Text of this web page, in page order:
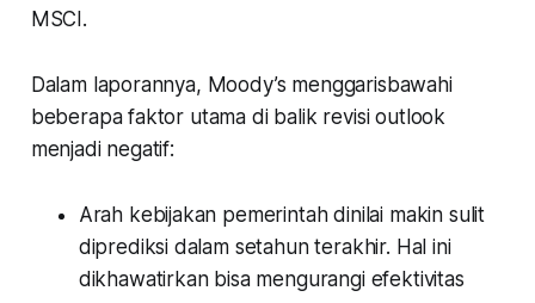
MSCI.
Dalam laporannya, Moody’s menggarisbawahi
beberapa faktor utama di balik revisi outlook
menjadi negatif:
Arah kebijakan pemerintah dinilai makin sulit
diprediksi dalam setahun terakhir. Hal ini
dikhawatirkan bisa mengurangi efektivitas